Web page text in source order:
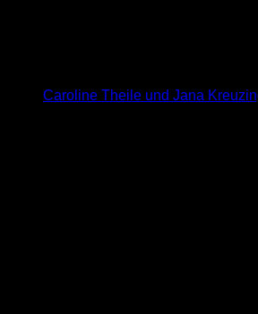
Caroline Theile und Jana